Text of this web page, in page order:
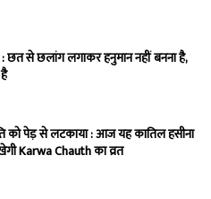
छत से छलांग लगाकर हनुमान नहीं बनना है,
को पेड़ से लटकाया : आज यह कातिल हसीना
Karwa Chauth का व्रत